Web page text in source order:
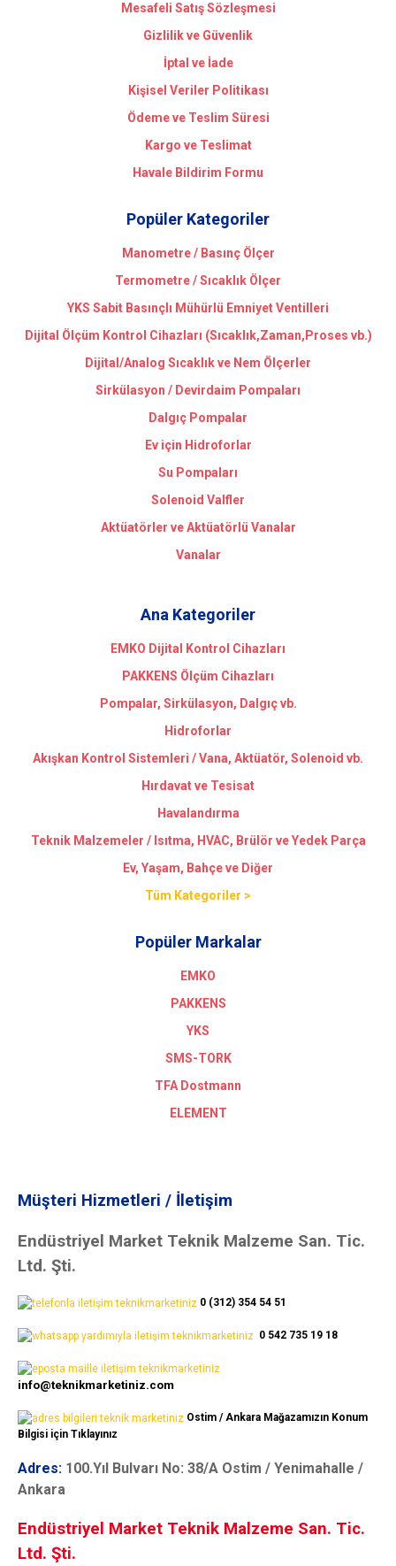
Mesafeli Satış Sözleşmesi
Gizlilik ve Güvenlik
İptal ve İade
Kişisel Veriler Politikası
Ödeme ve Teslim Süresi
Kargo ve Teslimat
Havale Bildirim Formu
Popüler Kategoriler
Manometre / Basınç Ölçer
Termometre / Sıcaklık Ölçer
YKS Sabit Basınçlı Mühürlü Emniyet Ventilleri
Dijital Ölçüm Kontrol Cihazları (Sıcaklık,Zaman,Proses vb.)
Dijital/Analog Sıcaklık ve Nem Ölçerler
Sirkülasyon / Devirdaim Pompaları
Dalgıç Pompalar
Ev için Hidroforlar
Su Pompaları
Solenoid Valfler
Aktüatörler ve Aktüatörlü Vanalar
Vanalar
Ana Kategoriler
EMKO Dijital Kontrol Cihazları
PAKKENS Ölçüm Cihazları
Pompalar, Sirkülasyon, Dalgıç vb.
Hidroforlar
Akışkan Kontrol Sistemleri / Vana, Aktüatör, Solenoid vb.
Hırdavat ve Tesisat
Havalandırma
Teknik Malzemeler / Isıtma, HVAC, Brülör ve Yedek Parça
Ev, Yaşam, Bahçe ve Diğer
Tüm Kategoriler >
Popüler Markalar
EMKO
PAKKENS
YKS
SMS-TORK
TFA Dostmann
ELEMENT
Müşteri Hizmetleri / İletişim
Endüstriyel Market Teknik Malzeme San. Tic.
Ltd. Şti.
0 (312) 354 54 51
0 542 735 19 18
info@teknikmarketiniz.com
Ostim / Ankara Mağazamızın Konum
Bilgisi için Tıklayınız
Adres: 100.Yıl Bulvarı No: 38/A Ostim / Yenimahalle /
Ankara
Endüstriyel Market Teknik Malzeme San. Tic.
Ltd. Şti.